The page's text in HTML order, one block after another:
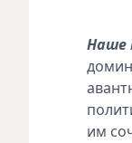
Наше
им